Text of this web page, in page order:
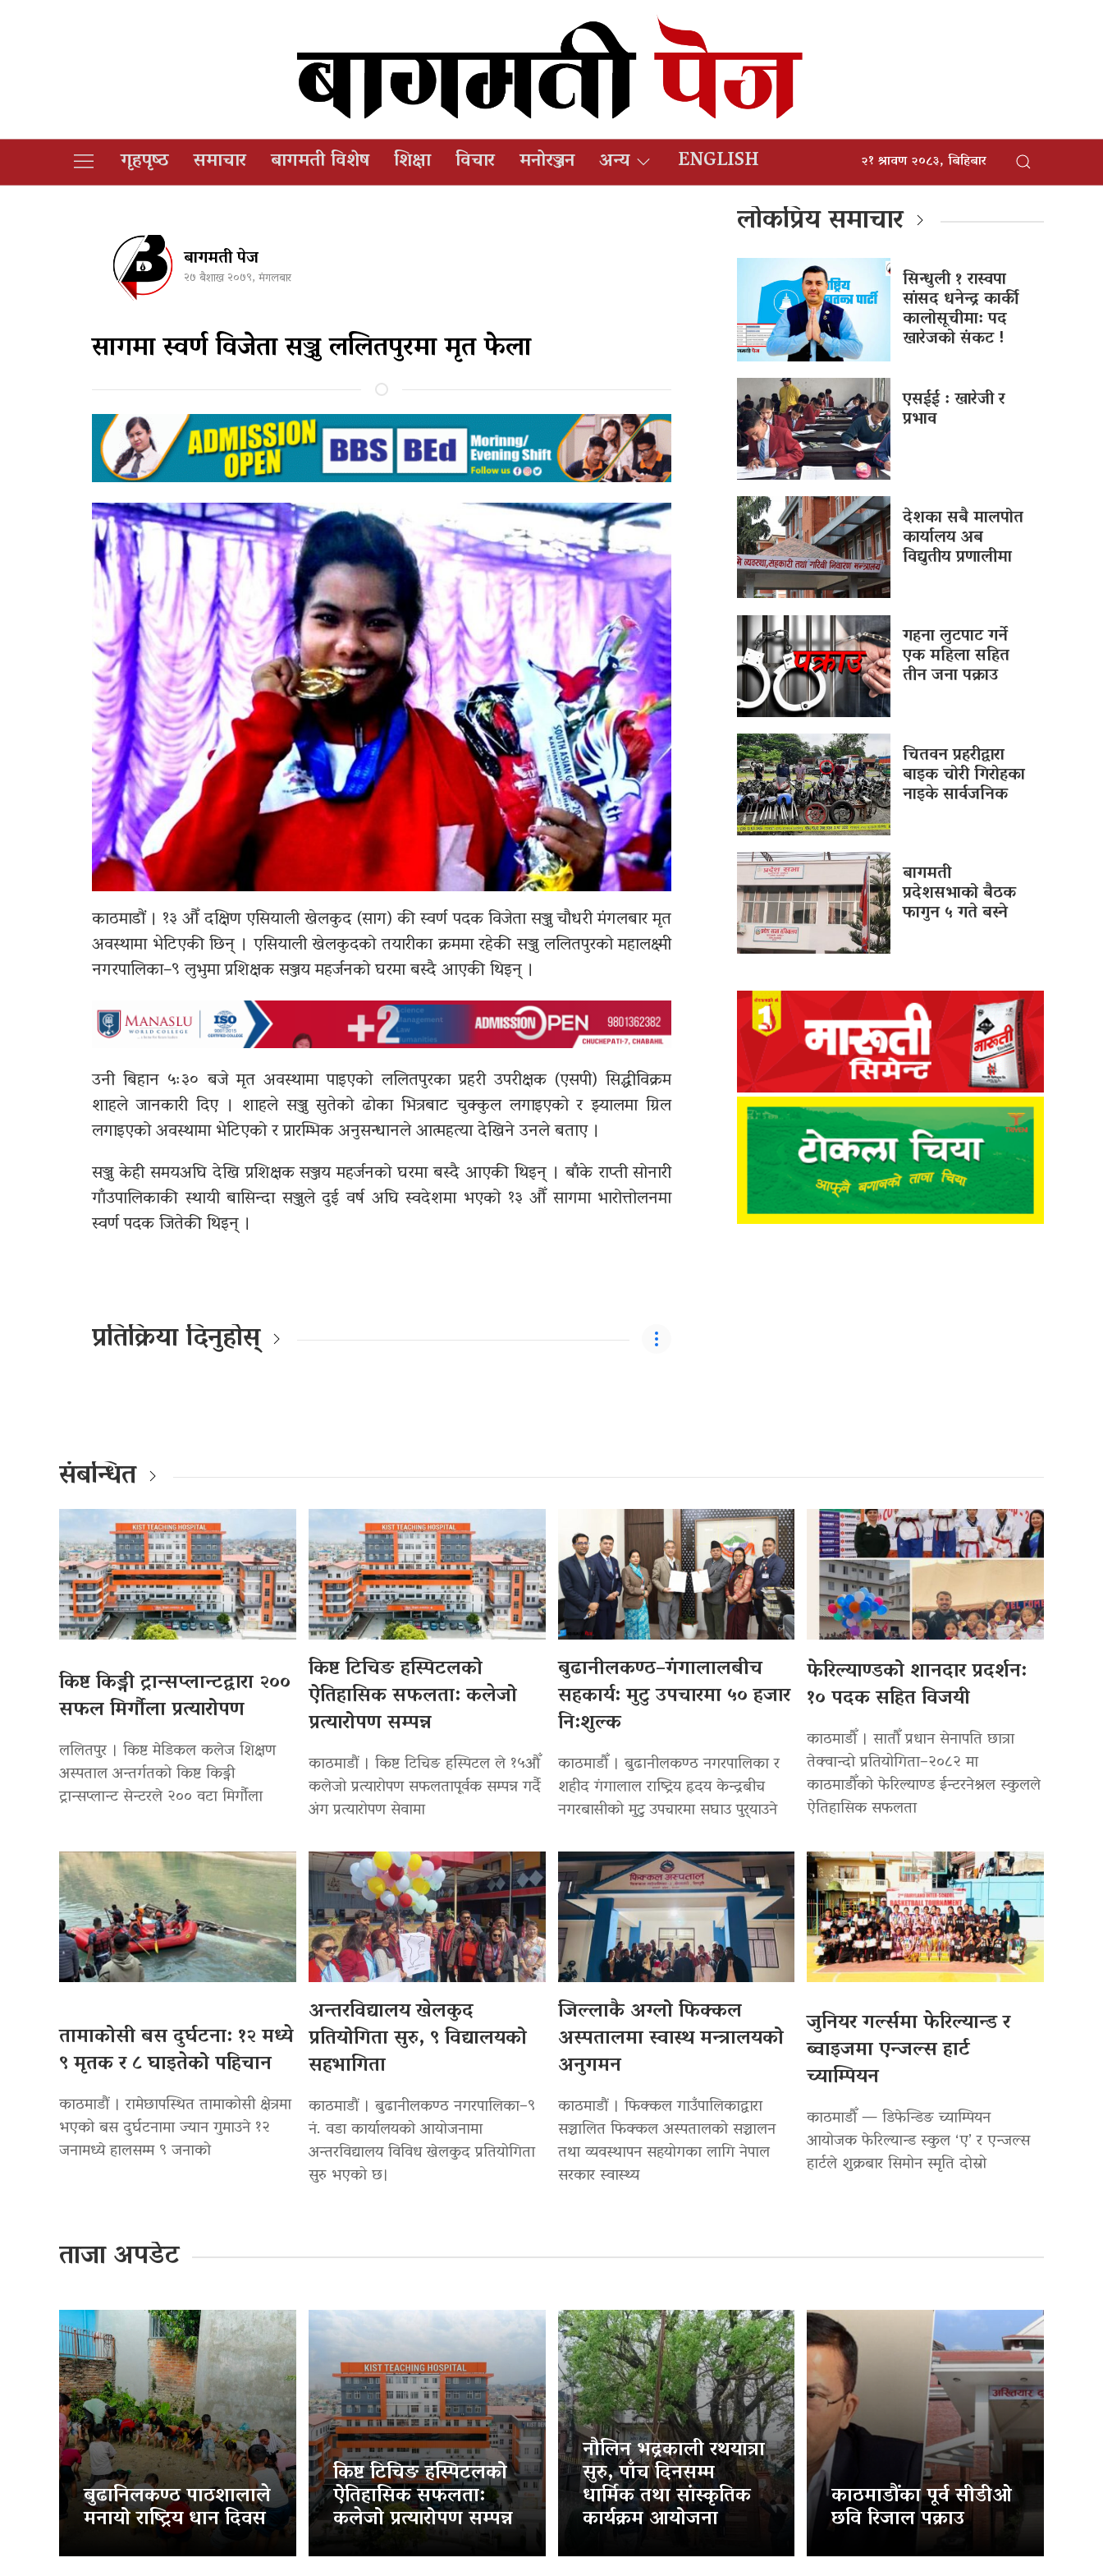
गृहपृष्‍ठ समाचार बागमती विशेष शिक्षा विचार मनोरञ्जन अन्य ENGLISH २१ श्रावण २०८३, बिहिबार
बागमती पेज
२७ बैशाख २०७९, मंगलबार
सागमा स्वर्ण विजेता सञ्जु ललितपुरमा मृत फेला
काठमाडौं । १३ औँ दक्षिण एसियाली खेलकुद (साग) की स्वर्ण पदक विजेता सञ्जु चौधरी मंगलबार मृत
अवस्थामा भेटिएकी छिन् । एसियाली खेलकुदको तयारीका क्रममा रहेकी सञ्जु ललितपुरको महालक्ष्मी
नगरपालिका–९ लुभुमा प्रशिक्षक सञ्जय महर्जनको घरमा बस्दै आएकी थिइन् ।
उनी बिहान ५ः३० बजे मृत अवस्थामा पाइएको ललितपुरका प्रहरी उपरीक्षक (एसपी) सिद्धीविक्रम
शाहले जानकारी दिए । शाहले सञ्जु सुतेको ढोका भित्रबाट चुक्कुल लगाइएको र झ्यालमा ग्रिल
लगाइएको अवस्थामा भेटिएको र प्रारम्भिक अनुसन्धानले आत्महत्या देखिने उनले बताए ।
सञ्जु केही समयअघि देखि प्रशिक्षक सञ्जय महर्जनको घरमा बस्दै आएकी थिइन् । बाँके राप्ती सोनारी
गाँउपालिकाकी स्थायी बासिन्दा सञ्जुले दुई वर्ष अघि स्वदेशमा भएको १३ औँ सागमा भारोत्तोलनमा
स्वर्ण पदक जितेकी थिइन् ।
प्रतिक्रिया दिनुहोस्
लोकप्रिय समाचार
सिन्धुली १ रास्वपा
सांसद धनेन्द्र कार्की
कालोसूचीमा: पद
खारेजको संकट !
एसईई : खारेजी र
प्रभाव
देशका सबै मालपोत
कार्यालय अब
विद्युतीय प्रणालीमा
गहना लुटपाट गर्ने
एक महिला सहित
तीन जना पक्राउ
चितवन प्रहरीद्वारा
बाइक चोरी गिरोहका
नाइके सार्वजनिक
बागमती
प्रदेशसभाको बैठक
फागुन ५ गते बस्ने
संबन्धित
किष्ट किड्नी ट्रान्सप्लान्टद्वारा २००
सफल मिर्गौला प्रत्यारोपण
ललितपुर । किष्ट मेडिकल कलेज शिक्षण
अस्पताल अन्तर्गतको किष्ट किड्नी
ट्रान्सप्लान्ट सेन्टरले २०० वटा मिर्गौला
किष्ट टिचिङ हस्पिटलको
ऐतिहासिक सफलता: कलेजो
प्रत्यारोपण सम्पन्न
काठमाडौं । किष्ट टिचिङ हस्पिटल ले १५औँ
कलेजो प्रत्यारोपण सफलतापूर्वक सम्पन्न गर्दै
अंग प्रत्यारोपण सेवामा
बुढानीलकण्ठ–गंगालालबीच
सहकार्य: मुटु उपचारमा ५० हजार
नि:शुल्क
काठमाडौँ । बुढानीलकण्ठ नगरपालिका र
शहीद गंगालाल राष्ट्रिय हृदय केन्द्रबीच
नगरबासीको मुटु उपचारमा सघाउ पुर्‍याउने
फेरिल्याण्डको शानदार प्रदर्शन:
१० पदक सहित विजयी
काठमाडौँ । सातौँ प्रधान सेनापति छात्रा
तेक्वान्दो प्रतियोगिता–२०८२ मा
काठमाडौँको फेरिल्याण्ड ईन्टरनेश्नल स्कुलले
ऐतिहासिक सफलता
तामाकोसी बस दुर्घटना: १२ मध्ये
९ मृतक र ८ घाइतेको पहिचान
काठमाडौं । रामेछापस्थित तामाकोसी क्षेत्रमा
भएको बस दुर्घटनामा ज्यान गुमाउने १२
जनामध्ये हालसम्म ९ जनाको
अन्तरविद्यालय खेलकुद
प्रतियोगिता सुरु, ९ विद्यालयको
सहभागिता
काठमाडौं । बुढानीलकण्ठ नगरपालिका–९
नं. वडा कार्यालयको आयोजनामा
अन्तरविद्यालय विविध खेलकुद प्रतियोगिता
सुरु भएको छ।
जिल्लाकै अग्लो फिक्कल
अस्पतालमा स्वास्थ मन्त्रालयको
अनुगमन
काठमाडौं । फिक्कल गाउँपालिकाद्वारा
सञ्चालित फिक्कल अस्पतालको सञ्चालन
तथा व्यवस्थापन सहयोगका लागि नेपाल
सरकार स्वास्थ्य
जुनियर गर्ल्समा फेरिल्यान्ड र
ब्वाइजमा एन्जल्स हार्ट
च्याम्पियन
काठमाडौँ — डिफेन्डिङ च्याम्पियन
आयोजक फेरिल्यान्ड स्कुल ‘ए’ र एन्जल्स
हार्टले शुक्रबार सिमोन स्मृति दोस्रो
ताजा अपडेट
बुढानिलकण्ठ पाठशालाले
मनायो राष्ट्रिय धान दिवस
किष्ट टिचिङ हस्पिटलको
ऐतिहासिक सफलता:
कलेजो प्रत्यारोपण सम्पन्न
नौलिन भद्रकाली रथयात्रा
सुरु, पाँच दिनसम्म
धार्मिक तथा सांस्कृतिक
कार्यक्रम आयोजना
काठमाडौंका पूर्व सीडीओ
छवि रिजाल पक्राउ